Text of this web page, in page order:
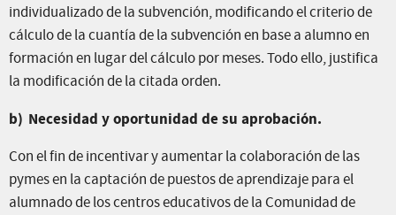
individualizado de la subvención, modificando el criterio de
cálculo de la cuantía de la subvención en base a alumno en
formación en lugar del cálculo por meses. Todo ello, justifica
la modificación de la citada orden.
b) Necesidad y oportunidad de su aprobación.
Con el fin de incentivar y aumentar la colaboración de las
pymes en la captación de puestos de aprendizaje para el
alumnado de los centros educativos de la Comunidad de